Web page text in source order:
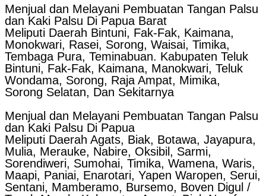
Menjual dan Melayani Pembuatan Tangan Palsu
dan Kaki Palsu Di Papua Barat
Meliputi Daerah Bintuni, Fak-Fak, Kaimana,
Monokwari, Rasei, Sorong, Waisai, Timika,
Tembaga Pura, Teminabuan. Kabupaten Teluk
Bintuni, Fak-Fak, Kaimana, Manokwari, Teluk
Wondama, Sorong, Raja Ampat, Mimika,
Sorong Selatan, Dan Sekitarnya
Menjual dan Melayani Pembuatan Tangan Palsu
dan Kaki Palsu Di Papua
Meliputi Daerah Agats, Biak, Botawa, Jayapura,
Mulia, Merauke, Nabire, Oksibil, Sarmi,
Sorendiweri, Sumohai, Timika, Wamena, Waris,
Maapi, Paniai, Enarotari, Yapen Waropen, Serui,
Sentani, Mamberamo, Bursemo, Boven Digul /